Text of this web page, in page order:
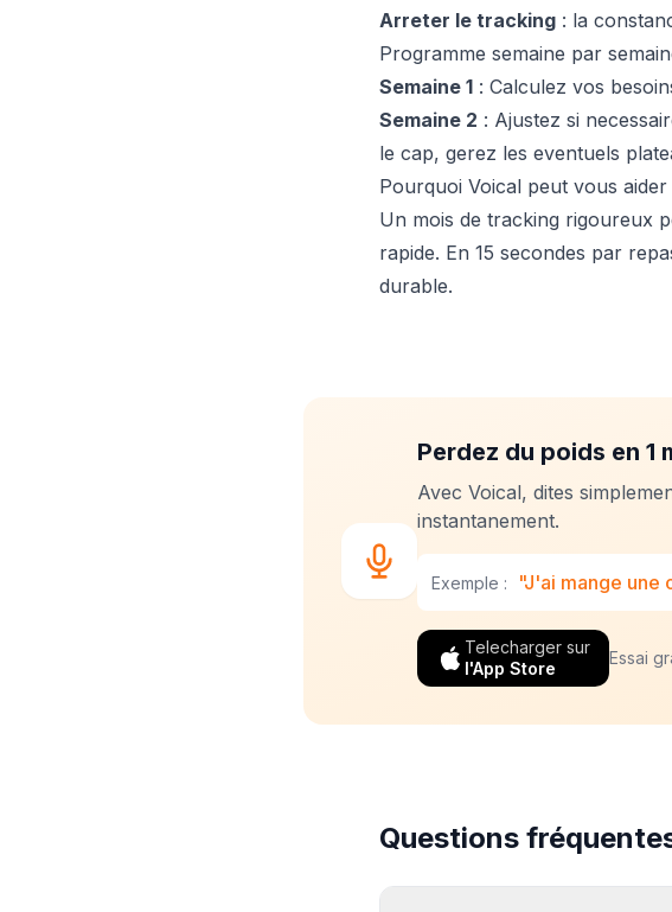
Arreter le tracking : la
Programme semaine par
Semaine 1 : Calculez vos
Semaine 2 : Ajustez si
le cap, gerez les eventuels
Pourquoi Voical peut vous aider
Un mois de tracking rigoureux
rapide. En 15 secondes par
durable.
Perdez du poids en 1
Avec Voical, dites
instantanement.
Exemple : "J'ai mange une
Telecharger sur
l'App Store
Essai
Questions